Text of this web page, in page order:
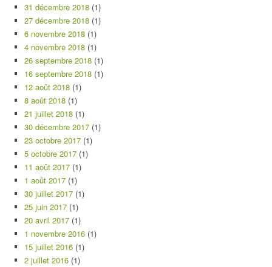
31 décembre 2018 (1)
27 décembre 2018 (1)
6 novembre 2018 (1)
4 novembre 2018 (1)
26 septembre 2018 (1)
16 septembre 2018 (1)
12 août 2018 (1)
8 août 2018 (1)
21 juillet 2018 (1)
30 décembre 2017 (1)
23 octobre 2017 (1)
5 octobre 2017 (1)
11 août 2017 (1)
1 août 2017 (1)
30 juillet 2017 (1)
25 juin 2017 (1)
20 avril 2017 (1)
1 novembre 2016 (1)
15 juillet 2016 (1)
2 juillet 2016 (1)